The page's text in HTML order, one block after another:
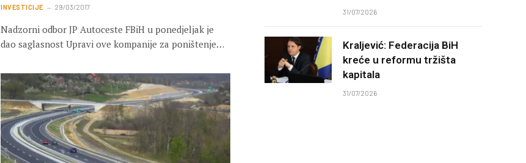
INVESTICIJE 29/03/2017
Nadzorni odbor JP Autoceste FBiH u ponedjeljak je
dao saglasnost Upravi ove kompanije za poništenje…
31/07/2026
Kraljević: Federacija BiH
kreće u reformu tržišta
kapitala
31/07/2026